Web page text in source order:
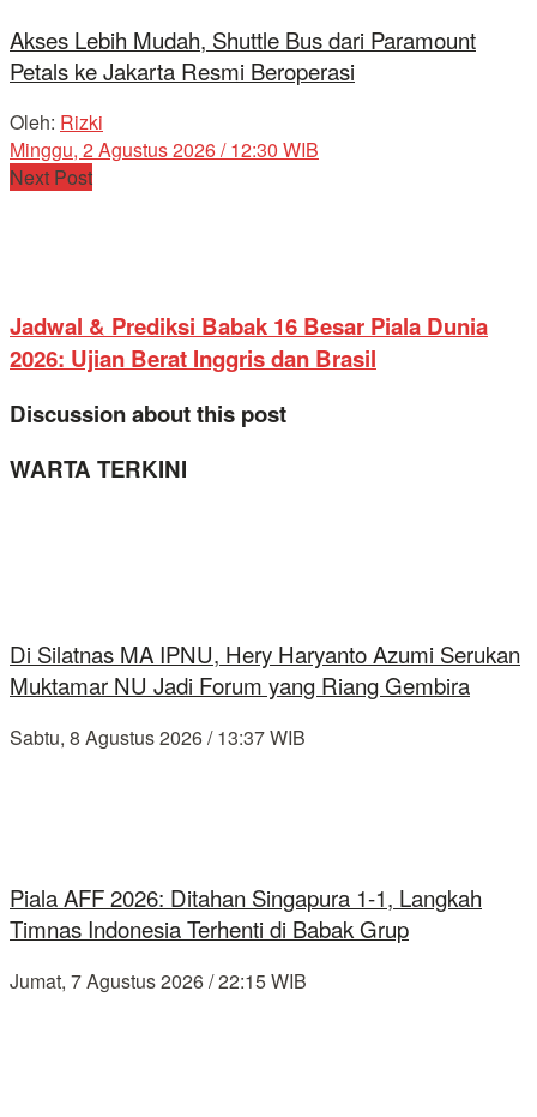
Akses Lebih Mudah, Shuttle Bus dari Paramount
Petals ke Jakarta Resmi Beroperasi
Oleh: Rizki
Minggu, 2 Agustus 2026 / 12:30 WIB
Next Post
Jadwal & Prediksi Babak 16 Besar Piala Dunia
2026: Ujian Berat Inggris dan Brasil
Discussion about this post
WARTA TERKINI
Di Silatnas MA IPNU, Hery Haryanto Azumi Serukan
Muktamar NU Jadi Forum yang Riang Gembira
Sabtu, 8 Agustus 2026 / 13:37 WIB
Piala AFF 2026: Ditahan Singapura 1-1, Langkah
Timnas Indonesia Terhenti di Babak Grup
Jumat, 7 Agustus 2026 / 22:15 WIB